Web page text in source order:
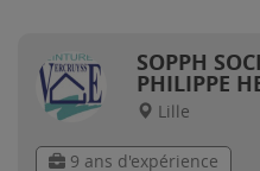
SOPPH
PHILIPPE
Lille
9 ans d'expérience